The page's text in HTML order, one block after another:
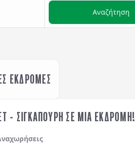
Αναζήτηση
ΕΚΔΡΟΜΕΣ
- ΣΙΓΚΑΠΟΥΡΗ ΣΕ ΜΙΑ ΕΚΔΡΟΜΗ!